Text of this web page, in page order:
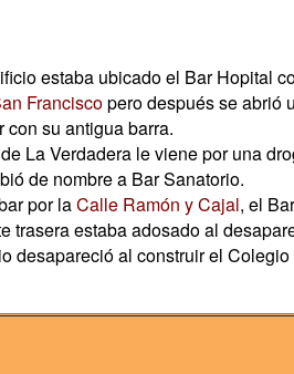
estaba ubicado el Bar Hopital
Franciscopero después se abrió
con su antigua barra.
La Verdadera le viene por una
de nombre a Bar Sanatorio.
por laCalle Ramón y Cajal, el
trasera estaba adosado al
desapareció al construir el